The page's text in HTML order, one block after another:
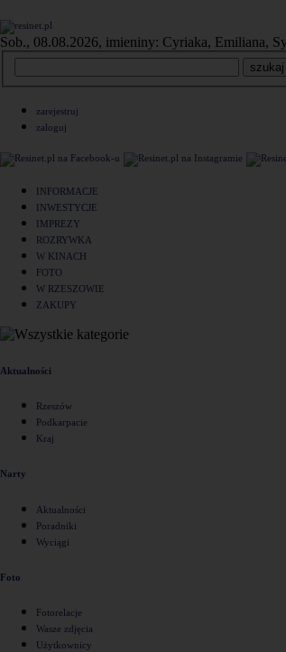
Sob., 08.08.2026, imieniny: Cyriaka, Emiliana,
zarejestruj
zaloguj
INFORMACJE
INWESTYCJE
IMPREZY
ROZRYWKA
W KINACH
FOTO
W RZESZOWIE
ZAKUPY
Aktualności
Rzeszów
Podkarpacie
Kraj
Narty
Aktualności
Poradniki
Wyciągi
Foto
Fotorelacje
Wasze zdjęcia
Użytkownicy